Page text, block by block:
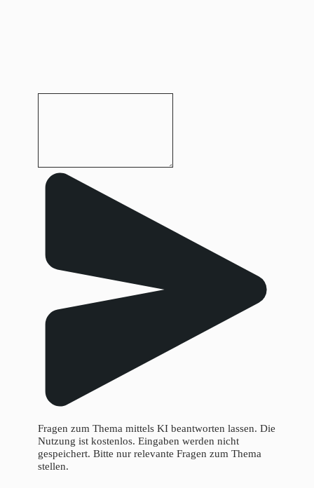
Fragen zum Thema mittels KI beantworten lassen. Die
Nutzung ist kostenlos. Eingaben werden nicht
gespeichert. Bitte nur relevante Fragen zum Thema
stellen.